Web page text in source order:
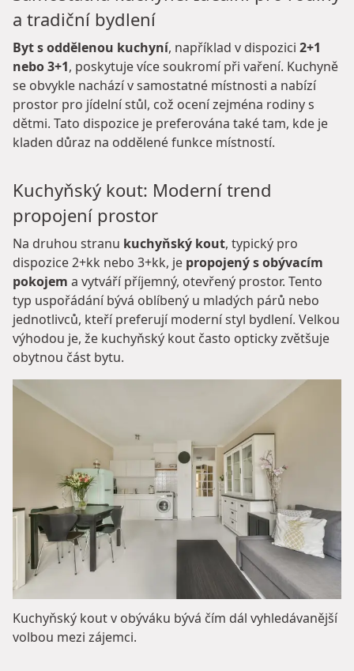
a tradiční bydlení
Byt s oddělenou kuchyní, například v dispozici 2+1
nebo 3+1, poskytuje více soukromí při vaření. Kuchyně
se obvykle nachází v samostatné místnosti a nabízí
prostor pro jídelní stůl, což ocení zejména rodiny s
dětmi. Tato dispozice je preferována také tam, kde je
kladen důraz na oddělené funkce místností.
Kuchyňský kout: Moderní trend
propojení prostor
Na druhou stranu kuchyňský kout, typický pro
dispozice 2+kk nebo 3+kk, je propojený s obývacím
pokojem a vytváří příjemný, otevřený prostor. Tento
typ uspořádání bývá oblíbený u mladých párů nebo
jednotlivců, kteří preferují moderní styl bydlení. Velkou
výhodou je, že kuchyňský kout často opticky zvětšuje
obytnou část bytu.
Kuchyňský kout v obýváku bývá čím dál vyhledávanější
volbou mezi zájemci.